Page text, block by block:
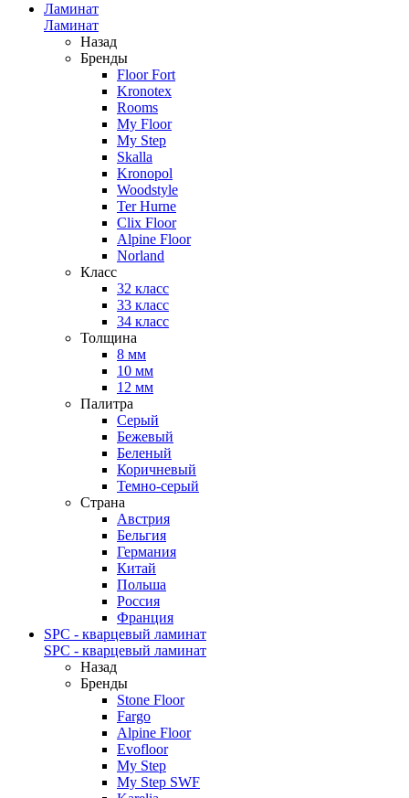
Ламинат
Ламинат
Назад
Бренды
Floor Fort
Kronotex
Rooms
My Floor
My Step
Skalla
Kronopol
Woodstyle
Ter Hurne
Clix Floor
Alpine Floor
Norland
Класс
32 класс
33 класс
34 класс
Толщина
8 мм
10 мм
12 мм
Палитра
Серый
Бежевый
Беленый
Коричневый
Темно-серый
Страна
Австрия
Бельгия
Германия
Китай
Польша
Россия
Франция
SPC - кварцевый ламинат
SPC - кварцевый ламинат
Назад
Бренды
Stone Floor
Fargo
Alpine Floor
Evofloor
My Step
My Step SWF